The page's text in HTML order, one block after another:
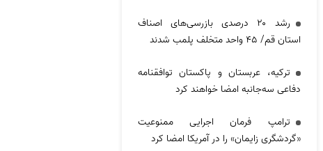
رشد ۲۰ درصدی بازرسی‌های اصناف
استان قم/ ۴۵ واحد متخلف پلمب شدند
ترکیه، عربستان و پاکستان توافقنامه
دفاعی سه‌جانبه امضا خواهند کرد
ترامپ فرمان اجرایی ممنوعیت
«گردشگری زایمان» را در آمریکا امضا کرد